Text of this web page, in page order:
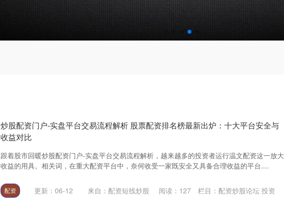
炒股配资门户-实盘平台交易流程解析 股票配资排名榜最新出炉：十大平台安全与
收益对比
跟着股市回暖炒股配资门户-实盘平台交易流程解析，越来越多的投资者运行温文配资这一放大
收益的用具。相关词，在重大配资平台中，奈何收受一家既安全又具备合理收益的平台....
配资 更新：06-12 来自：配资短线炒股 阅读： 127 栏目： 配资炒股论坛 投资